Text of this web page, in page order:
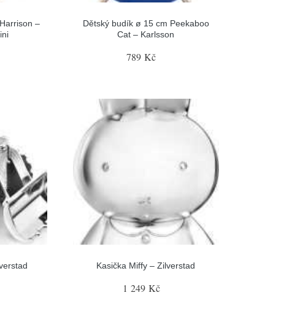
–
Dětský budík ø 15 cm Peekaboo
Cat – Karlsson
789 Kč
Kasička Miffy – Zilverstad
1 249 Kč